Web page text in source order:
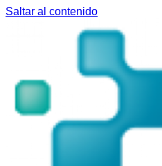
Saltar al contenido